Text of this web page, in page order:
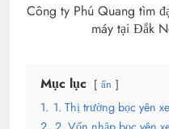
Công ty Phú Quang tìm
máy tại Đắk
Mục lục ẩn
1. 1. Thị trường bọc yên